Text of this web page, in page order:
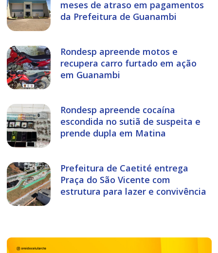
meses de atraso em pagamentos
da Prefeitura de Guanambi
Rondesp apreende motos e
recupera carro furtado em ação
em Guanambi
Rondesp apreende cocaína
escondida no sutiã de suspeita e
prende dupla em Matina
Prefeitura de Caetité entrega
Praça do São Vicente com
estrutura para lazer e convivência